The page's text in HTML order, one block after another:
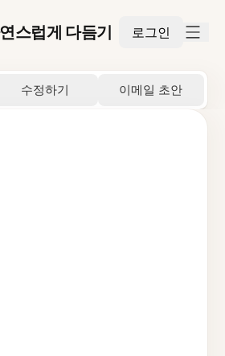
스럽게 다듬기 로그인
수정하기 이메일 초안